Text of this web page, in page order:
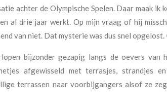
achter de Olympische Spelen. Daar maak ik
al drie jaar werkt. Op mijn vraag of hij
van niet. Dat mysterie was dus snel opgelost.
bijzonder gezapig langs de oevers van
afgewisseld met terrasjes, strandjes
terrassen naar voorbijgangers alsof ze